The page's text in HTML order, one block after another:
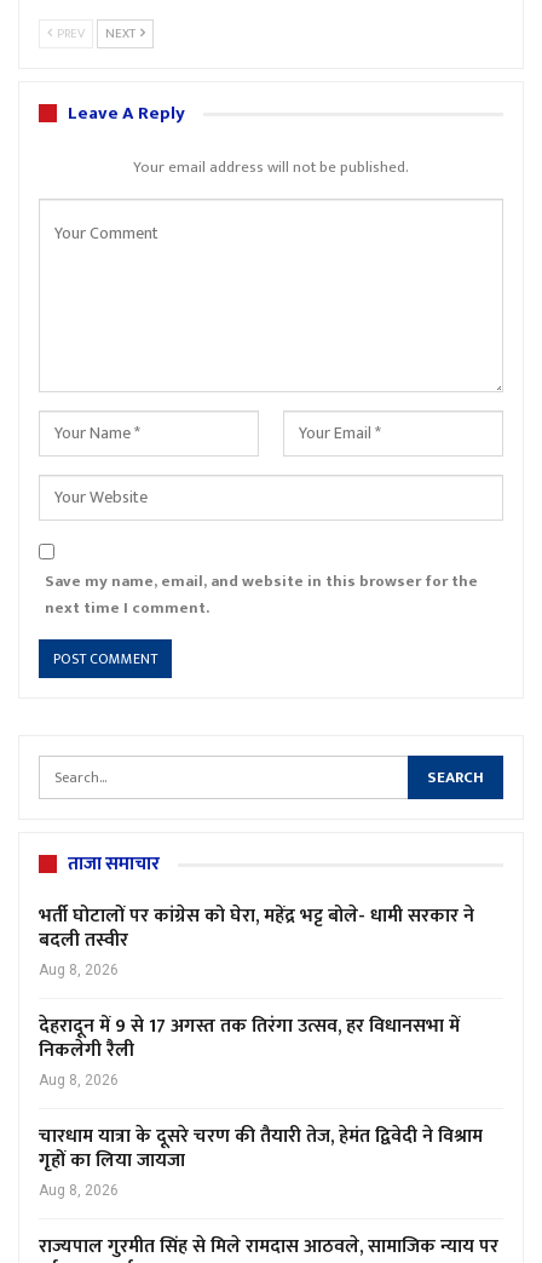
PREV NEXT
Leave A Reply
Your email address will not be published.
Save my name, email, and website in this browser for the
next time I comment.
ताजा समाचार
भर्ती घोटालों पर कांग्रेस को घेरा, महेंद्र भट्ट बोले- धामी सरकार ने
बदली तस्वीर
Aug 8, 2026
देहरादून में 9 से 17 अगस्त तक तिरंगा उत्सव, हर विधानसभा में
निकलेगी रैली
Aug 8, 2026
चारधाम यात्रा के दूसरे चरण की तैयारी तेज, हेमंत द्विवेदी ने विश्राम
गृहों का लिया जायजा
Aug 8, 2026
राज्यपाल गुरमीत सिंह से मिले रामदास आठवले, सामाजिक न्याय पर